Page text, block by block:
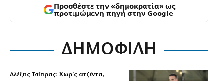
Προσθέστε την «δημοκρατία» ως
προτιμώμενη πηγή στην Google
ΔΗΜΟΦΙΛΗ
Αλέξης Τσίπρας: Χωρίς ατζέντα,